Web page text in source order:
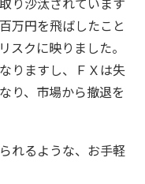
万円を飛ばしたこと
スクに映りました。
りますし、ＦＸは失
り、市場から撤退を
れるような、お手軽